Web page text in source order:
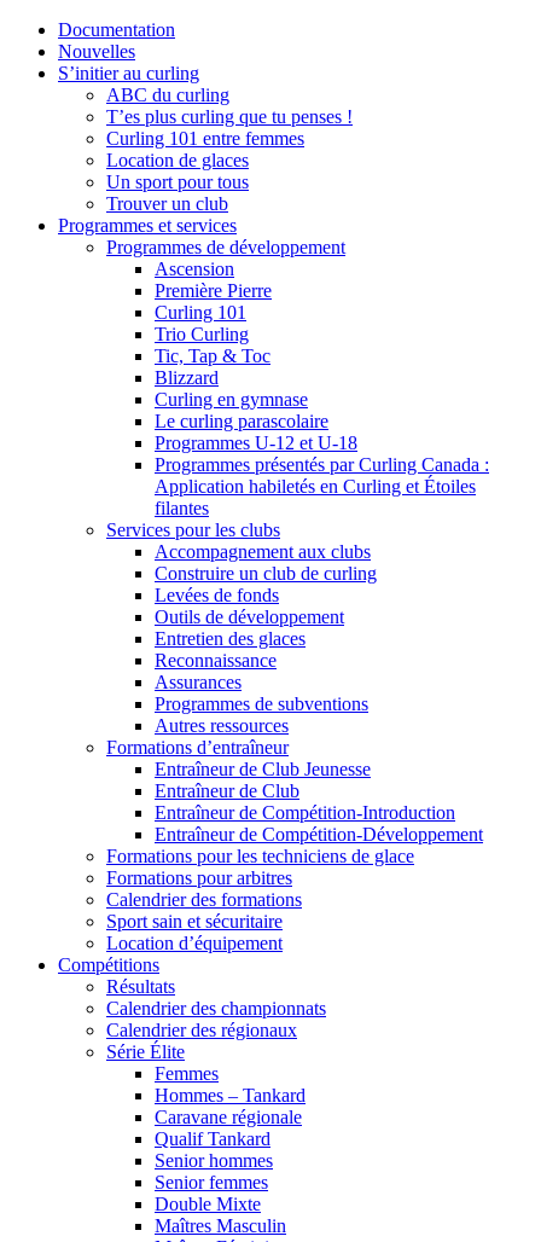
Documentation
Nouvelles
S’initier au curling
ABC du curling
T’es plus curling que tu penses !
Curling 101 entre femmes
Location de glaces
Un sport pour tous
Trouver un club
Programmes et services
Programmes de développement
Ascension
Première Pierre
Curling 101
Trio Curling
Tic, Tap & Toc
Blizzard
Curling en gymnase
Le curling parascolaire
Programmes U-12 et U-18
Programmes présentés par Curling Canada :
Application habiletés en Curling et Étoiles
filantes
Services pour les clubs
Accompagnement aux clubs
Construire un club de curling
Levées de fonds
Outils de développement
Entretien des glaces
Reconnaissance
Assurances
Programmes de subventions
Autres ressources
Formations d’entraîneur
Entraîneur de Club Jeunesse
Entraîneur de Club
Entraîneur de Compétition-Introduction
Entraîneur de Compétition-Développement
Formations pour les techniciens de glace
Formations pour arbitres
Calendrier des formations
Sport sain et sécuritaire
Location d’équipement
Compétitions
Résultats
Calendrier des championnats
Calendrier des régionaux
Série Élite
Femmes
Hommes – Tankard
Caravane régionale
Qualif Tankard
Senior hommes
Senior femmes
Double Mixte
Maîtres Masculin